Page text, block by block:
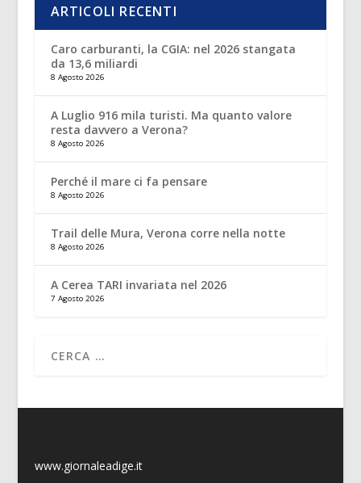
ARTICOLI RECENTI
Caro carburanti, la CGIA: nel 2026 stangata
da 13,6 miliardi
8 Agosto 2026
A Luglio 916 mila turisti. Ma quanto valore
resta davvero a Verona?
8 Agosto 2026
Perché il mare ci fa pensare
8 Agosto 2026
Trail delle Mura, Verona corre nella notte
8 Agosto 2026
A Cerea TARI invariata nel 2026
7 Agosto 2026
www.giornaleadige.it